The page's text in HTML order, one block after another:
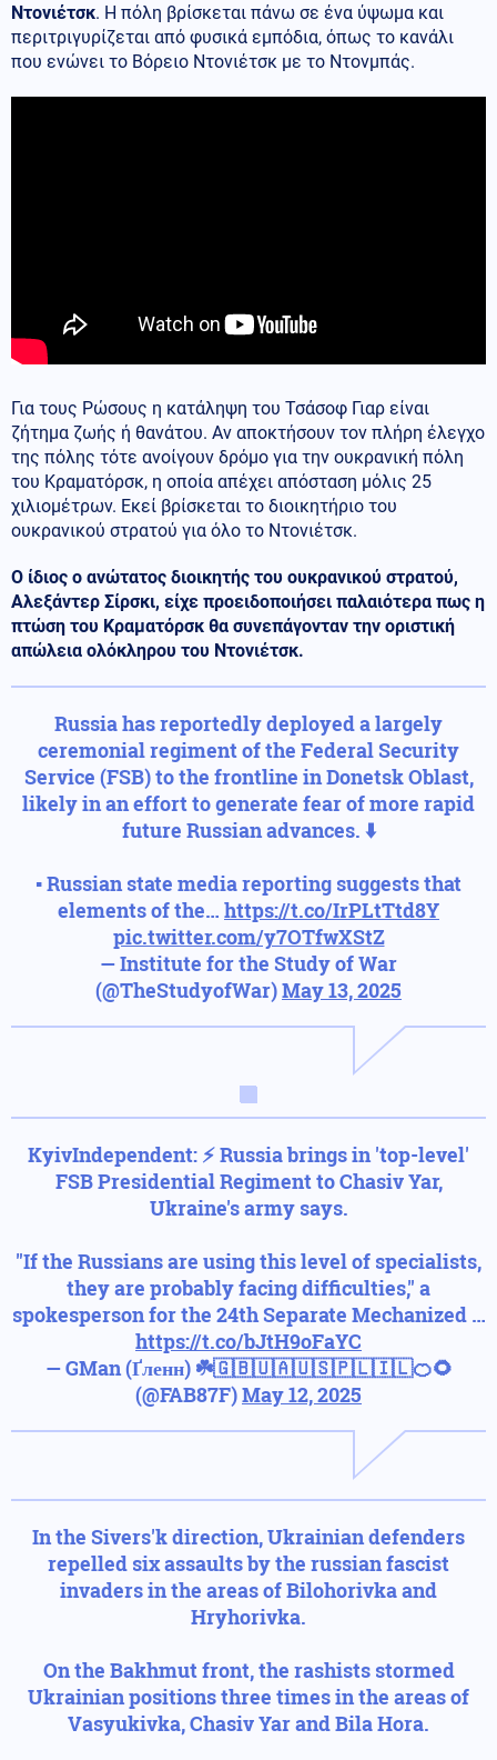
Ντονιέτσκ. Η πόλη βρίσκεται πάνω σε ένα ύψωμα και
περιτριγυρίζεται από φυσικά εμπόδια, όπως το κανάλι
που ενώνει το Βόρειο Ντονιέτσκ με το Ντονμπάς.
Για τους Ρώσους η κατάληψη του Τσάσοφ Γιαρ είναι
ζήτημα ζωής ή θανάτου. Αν αποκτήσουν τον πλήρη έλεγχο
της πόλης τότε ανοίγουν δρόμο για την ουκρανική πόλη
του Κραματόρσκ, η οποία απέχει απόσταση μόλις 25
χιλιομέτρων. Εκεί βρίσκεται το διοικητήριο του
ουκρανικού στρατού για όλο το Ντονιέτσκ.
Ο ίδιος ο ανώτατος διοικητής του ουκρανικού στρατού,
Αλεξάντερ Σίρσκι, είχε προειδοποιήσει παλαιότερα πως η
πτώση του Κραματόρσκ θα συνεπάγονταν την οριστική
απώλεια ολόκληρου του Ντονιέτσκ.
Russia has reportedly deployed a largely
ceremonial regiment of the Federal Security
Service (FSB) to the frontline in Donetsk Oblast,
likely in an effort to generate fear of more rapid
future Russian advances. ⬇️
▪️ Russian state media reporting suggests that
elements of the… https://t.co/IrPLtTtd8Y
pic.twitter.com/y7OTfwXStZ
— Institute for the Study of War
(@TheStudyofWar)May 13, 2025
KyivIndependent: ⚡️ Russia brings in 'top-level'
FSB Presidential Regiment to Chasiv Yar,
Ukraine's army says.
"If the Russians are using this level of specialists,
they are probably facing difficulties," a
spokesperson for the 24th Separate Mechanized …
https://t.co/bJtH9oFaYC
— GMan (Ґленн) ☘️🇬🇧🇺🇦🇺🇸🇵🇱🇮🇱🍊🌻
(@FAB87F)May 12, 2025
In the Sivers'k direction, Ukrainian defenders
repelled six assaults by the russian fascist
invaders in the areas of Bilohorivka and
Hryhorivka.
On the Bakhmut front, the rashists stormed
Ukrainian positions three times in the areas of
Vasyukivka, Chasiv Yar and Bila Hora.